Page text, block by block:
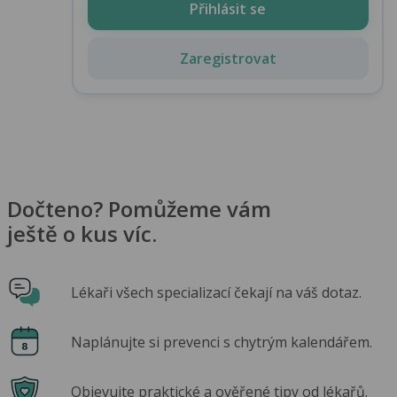
Přihlásit se
Zaregistrovat
Dočteno? Pomůžeme vám
ještě o kus víc.
Lékaři všech specializací čekají na váš dotaz.
Naplánujte si prevenci s chytrým kalendářem.
Objevujte praktické a ověřené tipy od lékařů.